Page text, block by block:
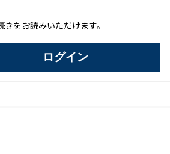
をお読みいただけます。
ログイン